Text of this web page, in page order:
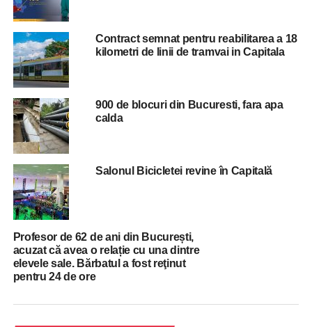
Contract semnat pentru reabilitarea a 18
kilometri de linii de tramvai in Capitala
900 de blocuri din Bucuresti, fara apa
calda
Salonul Bicicletei revine în Capitală
Profesor de 62 de ani din București,
acuzat că avea o relație cu una dintre
elevele sale. Bărbatul a fost reţinut
pentru 24 de ore